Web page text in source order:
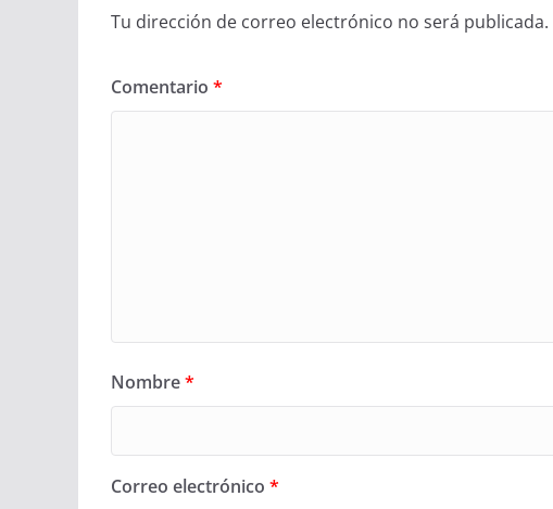
Tu dirección de correo electrónico no será publicada.
Comentario *
Nombre*
Correo electrónico *